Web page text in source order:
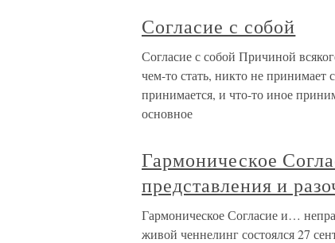
Согласие с собой
Согласие с собой Причиной
чем-то стать, никто не принимает
принимается, и что-то иное
основное
Гармоническое
представления и
Гармоническое Согласие и…
живой ченнелинг состоялся 27